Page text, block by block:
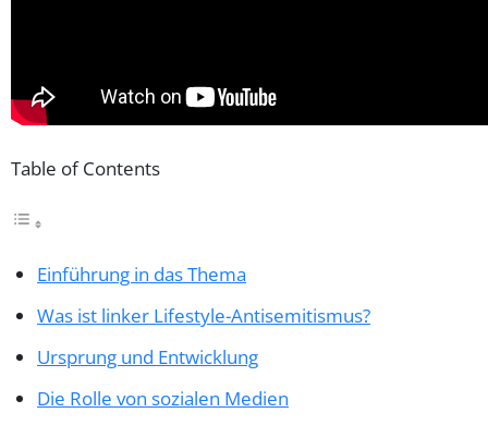
Table of Contents
Einführung in das Thema
Was ist linker Lifestyle-Antisemitismus?
Ursprung und Entwicklung
Die Rolle von sozialen Medien